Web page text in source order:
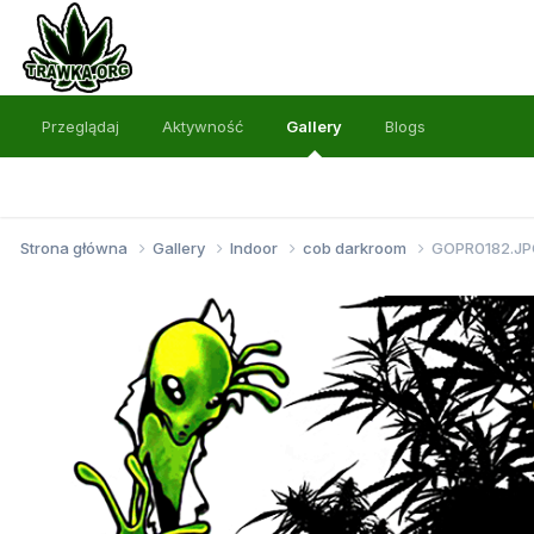
Przeglądaj Aktywność Gallery Blogs
Strona główna Gallery Indoor cob darkroom